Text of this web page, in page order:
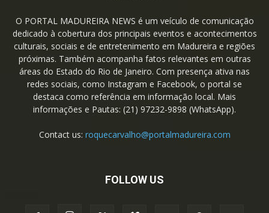
O PORTAL MADUREIRA NEWS é um veículo de comunicação
dedicado à cobertura dos principais eventos e acontecimentos
culturais, sociais e de entretenimento em Madureira e regiões
próximas. Também acompanha fatos relevantes em outras
áreas do Estado do Rio de Janeiro. Com presença ativa nas
redes sociais, como Instagram e Facebook, o portal se
destaca como referência em informação local. Mais
informações e Pautas: (21) 97232-9898 (WhatsApp).
Contact us: roquecarvalho@portalmadureira.com
FOLLOW US